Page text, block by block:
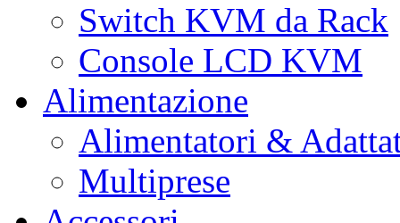
Switch KVM da Rack
Console LCD KVM
Alimentazione
Alimentatori &
Multiprese